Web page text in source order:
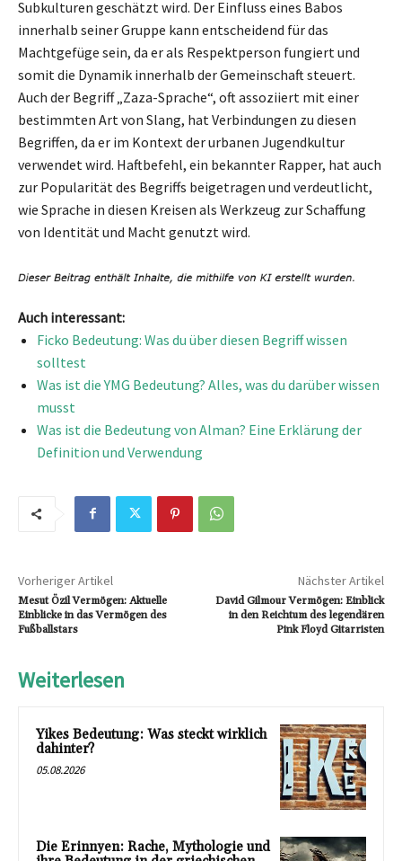
Subkulturen geschätzt wird. Der Einfluss eines Babos
innerhalb seiner Gruppe kann entscheidend für das
Machtgefüge sein, da er als Respektperson fungiert und
somit die Dynamik innerhalb der Gemeinschaft steuert.
Auch der Begriff „Zaza-Sprache“, oft assoziiert mit einer
bestimmten Art von Slang, hat Verbindungen zu diesen
Begriffen, da er im Kontext der urbanen Jugendkultur
verwendet wird. Haftbefehl, ein bekannter Rapper, hat auch
zur Popularität des Begriffs beigetragen und verdeutlicht,
wie Sprache in diesen Kreisen als Werkzeug zur Schaffung
von Identität und Macht genutzt wird.
Auch interessant:
Ficko Bedeutung: Was du über diesen Begriff wissen
solltest
Was ist die YMG Bedeutung? Alles, was du darüber wissen
musst
Was ist die Bedeutung von Alman? Eine Erklärung der
Definition und Verwendung
Vorheriger Artikel
Mesut Özil Vermögen: Aktuelle
Einblicke in das Vermögen des
Fußballstars
Nächster Artikel
David Gilmour Vermögen: Einblick
in den Reichtum des legendären
Pink Floyd Gitarristen
Weiterlesen
Yikes Bedeutung: Was steckt wirklich
dahinter?
05.08.2026
Die Erinnyen: Rache, Mythologie und